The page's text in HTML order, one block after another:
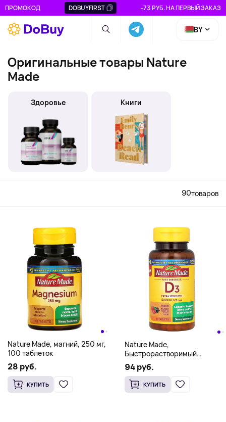
ПРОМОКОД DOBUYFIRST -73 РУБ. НА ПЕРВЫЙ ЗАКАЗ
BY
Оригинальные товары Nature
Made
Здоровье Книги
90товаров
Nature Made, магний, 250 мг,
100 таблеток
28 руб.
КУПИТЬ
Nature Made,
Быстрорастворимый
витамин D3, добавка
повышенной силы, ягодное
ассорти, 125 мкг (5000 МЕ),
70 таблеток
94 руб.
КУПИТЬ